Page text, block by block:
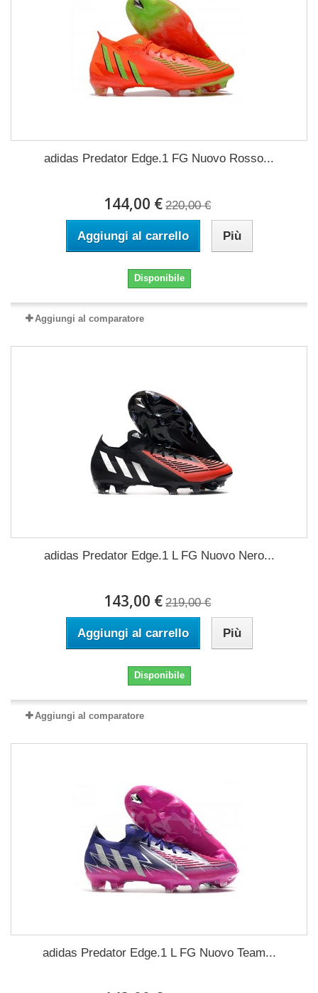
adidas Predator Edge.1 FG Nuovo Rosso...
144,00 € 220,00 €
Aggiungi al carrello Più
Disponibile
Aggiungi al comparatore
adidas Predator Edge.1 L FG Nuovo Nero...
143,00 € 219,00 €
Aggiungi al carrello Più
Disponibile
Aggiungi al comparatore
adidas Predator Edge.1 L FG Nuovo Team...